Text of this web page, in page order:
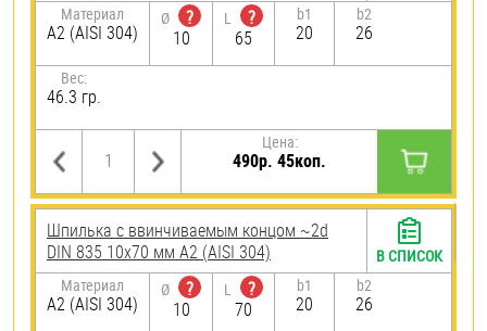
Материал
А2 (AISI 304)
Ø
?
10
L
?
65
b1
20
b2
26
Вес:
46.3 гр.
Цена:
490р. 45коп.
Шпилька c ввинчиваемым концом ~2d
DIN 835 10х70 мм А2 (AISI 304)
Материал
А2 (AISI 304)
Ø
?
10
L
?
70
b1
20
b2
26
В СПИСОК